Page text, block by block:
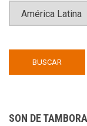
SON DE TAMBORA